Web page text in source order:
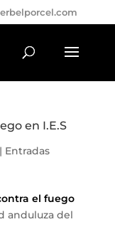
en I.E.S
Entradas
el fuego
anduluza del